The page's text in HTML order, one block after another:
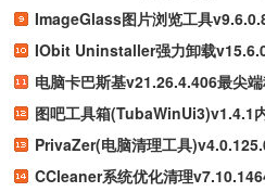
ImageGlass图片浏览工具
IObit Uninstaller强力卸载
电脑卡巴斯基v21.26.4.406最尖
图吧工具箱(TubaWinUi3)v1.4.1
PrivaZer(电脑清理工具
CCleaner系统优化清理